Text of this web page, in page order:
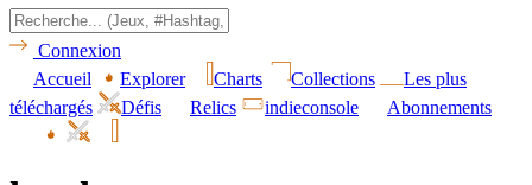
Connexion
Accueil
Explorer Charts Collections
Les plus
téléchargés
Défis Relics indieconsole Abonnements